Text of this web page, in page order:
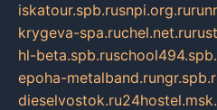
iskatour.spb.rusnpi.org.ru
krygeva-spa.ruchel.net.ru
hl-beta.spb.ru
epoha-metalband.ru
dieselvostok.ru